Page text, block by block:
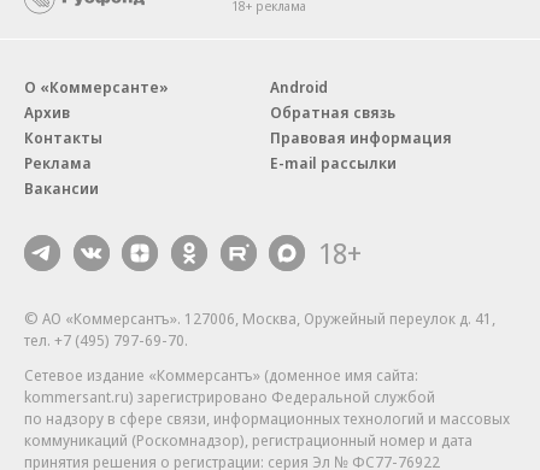
18+ реклама
О «Коммерсанте»
Архив
Контакты
Реклама
Вакансии
Android
Обратная связь
Правовая информация
E-mail рассылки
18+
© АО «Коммерсантъ». 127006, Москва, Оружейный переулок д. 41,
тел. +7 (495) 797-69-70.
Сетевое издание «Коммерсантъ» (доменное имя сайта:
kommersant.ru) зарегистрировано Федеральной службой
по надзору в сфере связи, информационных технологий и массовых
коммуникаций (Роскомнадзор), регистрационный номер и дата
принятия решения о регистрации: серия Эл № ФС77-76922